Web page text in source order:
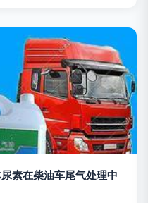
素在柴油车尾气处理中